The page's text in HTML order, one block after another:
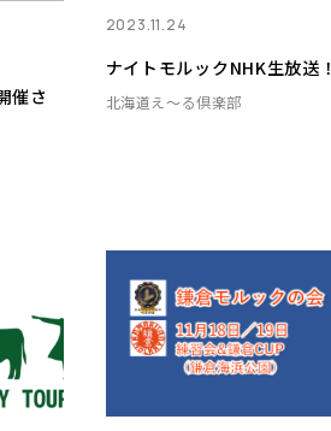
催さ
2023.11.24
ナイトモルックNHK生放送！
北海道え～る倶楽部